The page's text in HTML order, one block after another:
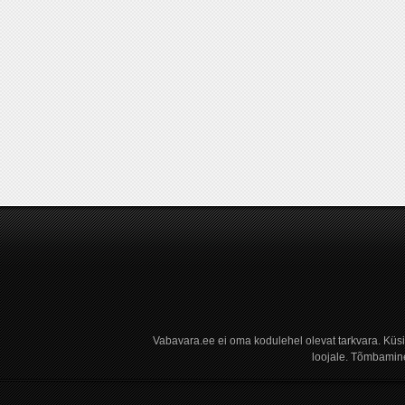
Vabavara.ee ei oma kodulehel olevat tarkvara.
loojale.